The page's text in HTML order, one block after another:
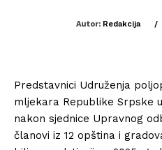
Autor: Redakcija /
Predstavnici Udruženja
mljekara Republike Srpske
nakon sjednice Upravnog
članovi iz 12 opština i